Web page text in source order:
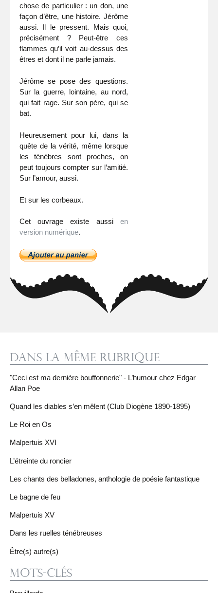
chose de particulier : un don, une
façon d’être, une histoire. Jérôme
aussi. Il le pressent. Mais quoi,
précisément ? Peut-être ces
flammes qu’il voit au-dessus des
êtres et dont il ne parle jamais.
Jérôme se pose des questions.
Sur la guerre, lointaine, au nord,
qui fait rage. Sur son père, qui se
bat.
Heureusement pour lui, dans la
quête de la vérité, même lorsque
les ténèbres sont proches, on
peut toujours compter sur l’amitié.
Sur l’amour, aussi.
Et sur les corbeaux.
Cet ouvrage existe aussi en
version numérique.
Dans la même rubrique
"Ceci est ma dernière bouffonnerie" - L’humour chez Edgar
Allan Poe
Quand les diables s’en mêlent (Club Diogène 1890-1895)
Le Roi en Os
Malpertuis XVI
L’étreinte du roncier
Les chants des belladones, anthologie de poésie fantastique
Le bagne de feu
Malpertuis XV
Dans les ruelles ténébreuses
Être(s) autre(s)
Mots-clés